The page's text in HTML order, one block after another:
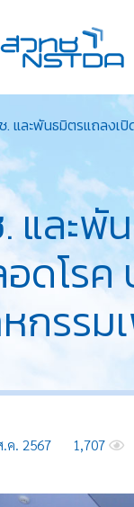
. และพันธมิตรแถลงเ
และพั
ดโรค
กรรม
.ค. 2567 1,707